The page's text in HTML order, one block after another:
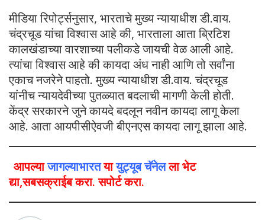
मीडिया रिपोर्ट्सनुसार, भारताचे मुख्य न्यायाधीश डी.वाय.
चंद्रचूड यांचा विश्वास आहे की, भारताला आता ब्रिटिश
कालखंडाच्या वारशाच्या पलीकडे जायची वेळ आली आहे.
त्यांचा विश्वास आहे की कायदा अंध नाही आणि तो सर्वांना
एकाच नजरेने पाहतो. मुख्य न्यायाधीश डी.वाय. चंद्रचूड
यांनीच न्यायदेवीच्या पुतळ्यात बदलाची मागणी केली होती.
केंद्र सरकारने जुने कायदे बदलून नवीन कायदा लागू केला
आहे. आता आयपीसीऐवजी बीएनएस कायदा लागू झाला आहे.
आपल्याजागल्याभारतयायुट्यूब चॅनेलला भेट
द्या,सबसक्राईब करा. सपोर्ट करा.